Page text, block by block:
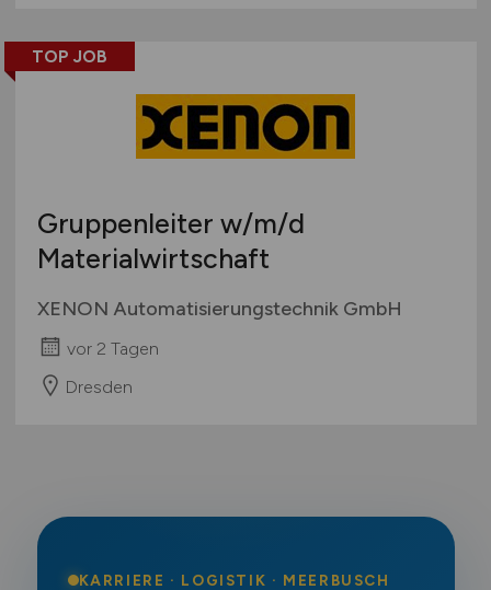
TOP JOB
Gruppenleiter w/m/d
Materialwirtschaft
XENON Automatisierungstechnik GmbH
vor 2 Tagen
Dresden
KARRIERE · LOGISTIK · MEERBUSCH